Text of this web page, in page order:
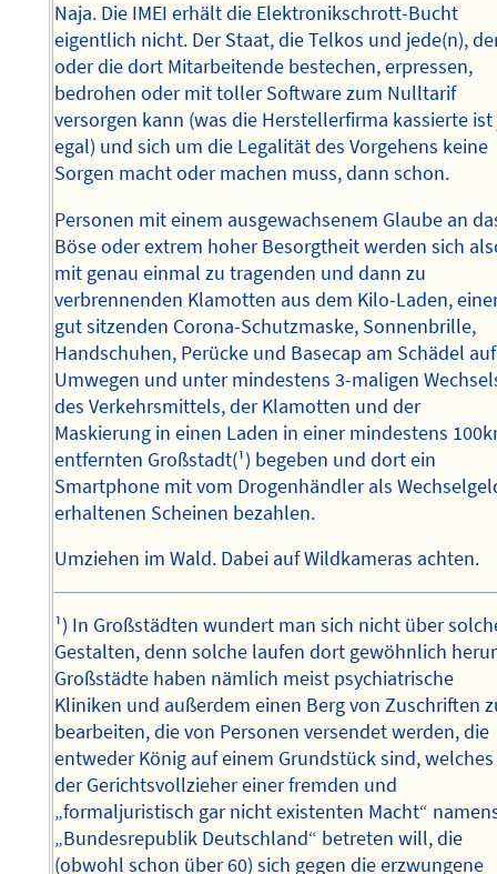
Naja. Die IMEI erhält die Elektronikschrott-Bucht
eigentlich nicht. Der Staat, die Telkos und jede(n),
oder die dort Mitarbeitende bestechen, erpressen,
bedrohen oder mit toller Software zum Nulltarif
versorgen kann (was die Herstellerfirma kassierte ist
egal) und sich um die Legalität des Vorgehens keine
Sorgen macht oder machen muss, dann schon.
Personen mit einem ausgewachsenem Glaube an
Böse oder extrem hoher Besorgtheit werden sich
mit genau einmal zu tragenden und dann zu
verbrennenden Klamotten aus dem Kilo-Laden,
gut sitzenden Corona-Schutzmaske, Sonnenbrille,
Handschuhen, Perücke und Basecap am Schädel auf
Umwegen und unter mindestens 3-maligen
des Verkehrsmittels, der Klamotten und der
Maskierung in einen Laden in einer mindestens
entfernten Großstadt(¹) begeben und dort ein
Smartphone mit vom Drogenhändler als
erhaltenen Scheinen bezahlen.
Umziehen im Wald. Dabei auf Wildkameras achten.
¹) In Großstädten wundert man sich nicht über
Gestalten, denn solche laufen dort gewöhnlich
Großstädte haben nämlich meist psychiatrische
Kliniken und außerdem einen Berg von Zuschriften
bearbeiten, die von Personen versendet werden, die
entweder König auf einem Grundstück sind, welches
der Gerichtsvollzieher einer fremden und
„formaljuristisch gar nicht existenten Macht“
„Bundesrepublik Deutschland“ betreten will, die
(obwohl schon über 60) sich gegen die erzwungene